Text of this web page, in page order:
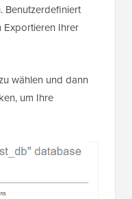
Benutzerdefiniert
Exportieren Ihrer
wählen und dann
um Ihre